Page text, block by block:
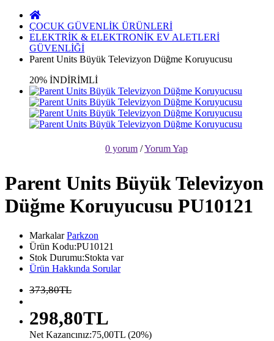
ÇOCUK GÜVENLİK ÜRÜNLERİ
ELEKTRİK & ELEKTRONİK EV ALETLERİ
GÜVENLİĞİ
Parent Units Büyük Televizyon Düğme Koruyucusu
20% İNDİRİMLİ
0 yorum /Yorum Yap
Parent Units Büyük Televizyon
Düğme Koruyucusu PU10121
MarkalarParkzon
Ürün Kodu:PU10121
Stok Durumu:Stokta var
Ürün Hakkında Sorular
373,80TL
298,80TL
Net Kazancınız:75,00TL (20%)